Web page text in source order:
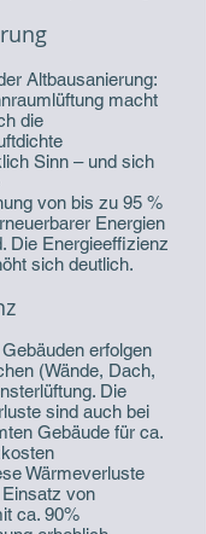
Altbausanierung:
macht
die
Sinn – und sich
von bis zu 95 %
Energien
Die Energieeffizienz
sich deutlich.
erfolgen
(Wände, Dach,
Die
sind auch bei
Gebäude für ca.
Wärmeverluste
von
ca. 90%